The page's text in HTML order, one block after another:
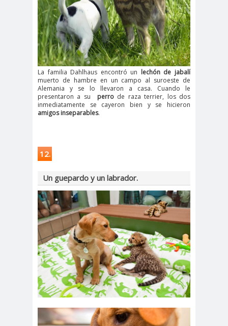
La familia Dahlhaus encontró un lechón de jabalí
muerto de hambre en un campo al suroeste de
Alemania y se lo llevaron a casa. Cuando le
presentaron a su perrode raza terrier, los dos
inmediatamente se cayeron bien y se hicieron
amigos inseparables.
12.
Un guepardo y un labrador.